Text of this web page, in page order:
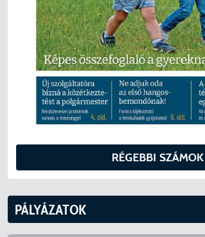
RÉGEBBI SZÁMOK
PÁLYÁZATOK